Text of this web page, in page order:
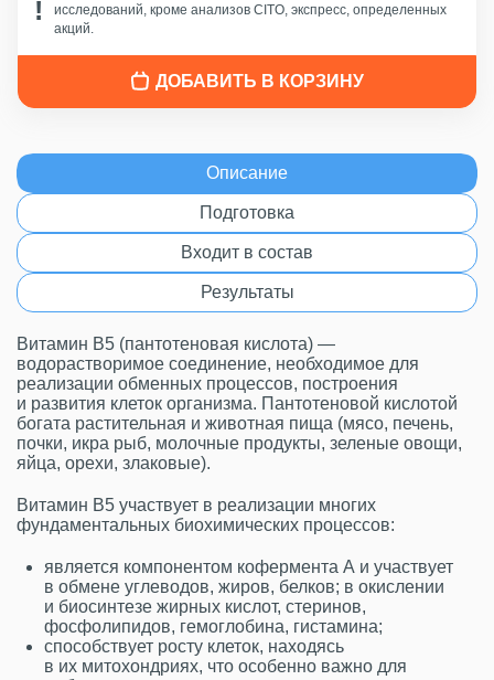
исследований, кроме анализов CITO, экспресс, определенных
акций.
ДОБАВИТЬ В КОРЗИНУ
Описание
Подготовка
Входит в состав
Результаты
Витамин B5 (пантотеновая кислота) —
водорастворимое соединение, необходимое для
реализации обменных процессов, построения
и развития клеток организма. Пантотеновой кислотой
богата растительная и животная пища (мясо, печень,
почки, икра рыб, молочные продукты, зеленые овощи,
яйца, орехи, злаковые).
Витамин B5 участвует в реализации многих
фундаментальных биохимических процессов:
является компонентом кофермента А и участвует
в обмене углеводов, жиров, белков; в окислении
и биосинтезе жирных кислот, стеринов,
фосфолипидов, гемоглобина, гистамина;
способствует росту клеток, находясь
в их митохондриях, что особенно важно для